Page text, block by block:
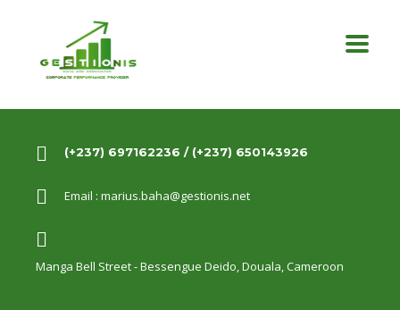
(+237) 697162236 / (+237) 650143926
Email : marius.baha@gestionis.net
Manga Bell Street - Bessengue Deido,Douala, Cameroon